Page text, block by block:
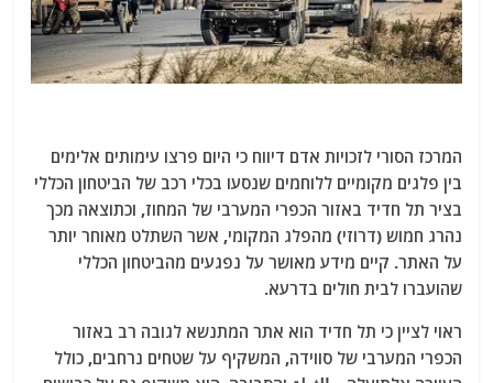
המרכז הסורי לזכויות אדם דיווח כי היום פרצו עימותים אלימים
בין פלגים מקומיים ללוחמים שנסעו בכלי רכב של הביטחון הכללי
בציר תל חדיד באזור הכפרי המערבי של המחוז, וכתוצאה מכך
נהרג חמוש (דרוזי) מהפלג המקומי, אשר השתלט מאוחר יותר
על האתר. קיים מידע מאושר על נפגעים מהביטחון הכללי
שהועברו לבית חולים בדרעא.
ראוי לציין כי תל חדיד הוא אתר המתנשא לגובה רב באזור
הכפרי המערבי של סווידה, המשקיף על שטחים נרחבים, כולל